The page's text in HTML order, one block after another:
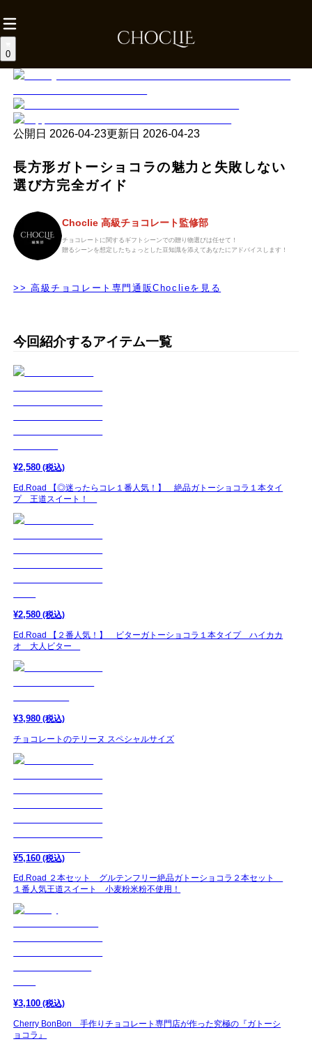
0
公開日 2026-04-23更新日 2026-04-23
長方形ガトーショコラの魅力と失敗しない
選び方完全ガイド
Choclie 高級チョコレート監修部
チョコレートに関するギフトシーンでの贈り物選びは任せて！
贈るシーンを想定したちょっとした豆知識を添えてあなたにアドバイスします！
>> 高級チョコレート専門通販Choclieを見る
今回紹介するアイテム一覧
¥2,580 (税込)
Ed.Road 【◎迷ったらコレ１番人気！】 絶品ガトーショコラ１本タイ
プ 王道スイート！
¥2,580 (税込)
Ed.Road 【２番人気！】 ビターガトーショコラ１本タイプ ハイカカ
オ 大人ビター
¥3,980 (税込)
チョコレートのテリーヌ スペシャルサイズ
¥5,160 (税込)
Ed.Road ２本セット グルテンフリー絶品ガトーショコラ２本セット
１番人気王道スイート 小麦粉米粉不使用！
¥3,100 (税込)
Cherry BonBon 手作りチョコレート専門店が作った究極の『ガトーシ
ョコラ』